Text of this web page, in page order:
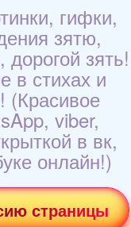
гифки,
зятю,
зять!
в стихах и
(Красивое
viber,
в вк,
онлайн!)
страницы